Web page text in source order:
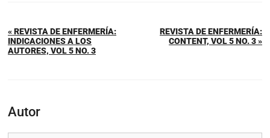
« REVISTA DE ENFERMERÍA:
INDICACIONES A LOS
AUTORES, VOL 5 NO. 3
REVISTA DE ENFERMERÍA:
CONTENT, VOL 5 NO. 3 »
Autor